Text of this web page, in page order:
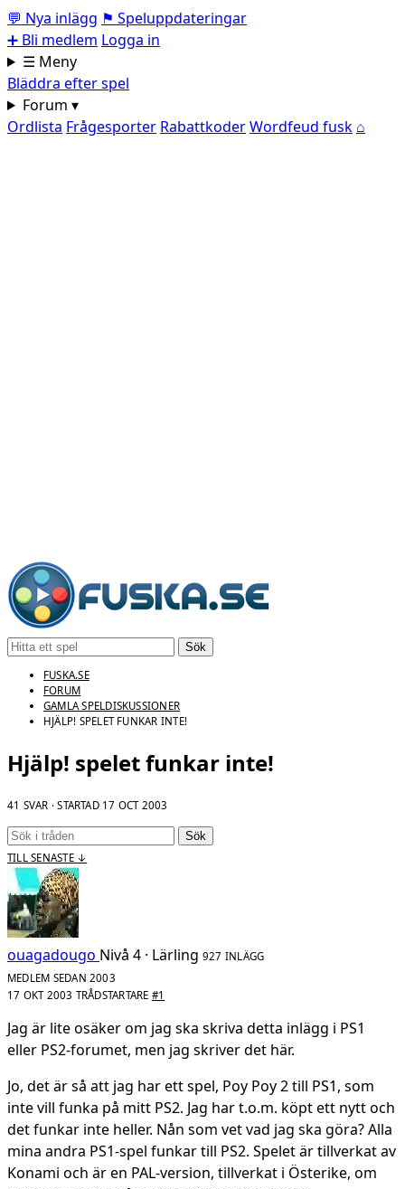
💬 Nya inlägg ⚑ Speluppdateringar
➕ Bli medlem Logga in
☰ Meny
Bläddra efter spel
Forum ▾
Ordlista Frågesporter RabattkoderWordfeud fusk ⌂
Sök
FUSKA.SE
FORUM
GAMLA SPELDISKUSSIONER
HJÄLP! SPELET FUNKAR INTE!
Hjälp! spelet funkar inte!
41 SVAR · STARTAD 17 OCT 2003
Sök
TILL SENASTE ↓
ouagadougo Nivå 4 · Lärling 927 INLÄGG
MEDLEM SEDAN 2003
17 OKT 2003 TRÅDSTARTARE #1
Jag är lite osäker om jag ska skriva detta inlägg i PS1
eller PS2-forumet, men jag skriver det här.
Jo, det är så att jag har ett spel, Poy Poy 2 till PS1, som
inte vill funka på mitt PS2. Jag har t.o.m. köpt ett nytt och
det funkar inte heller. Nån som vet vad jag ska göra? Alla
mina andra PS1-spel funkar till PS2. Spelet är tillverkat av
Konami och är en PAL-version, tillverkat i Österike, om